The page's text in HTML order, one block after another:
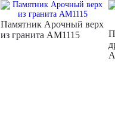
Памятник Арочный верх
из гранита AM1115